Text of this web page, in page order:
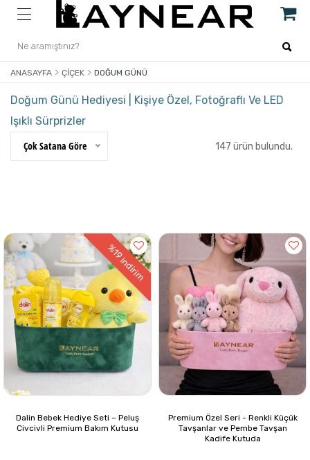
ANASAYFA ÇIÇEK DOĞUM GÜNÜ
Doğum Günü Hediyesi | Kişiye Özel, Fotoğraflı Ve LED
Işıklı Sürprizler
Çok Satana Göre
147 ürün bulundu.
%19
indirim
Dalin Bebek Hediye Seti – Peluş
Civcivli Premium Bakım Kutusu
Premium Özel Seri - Renkli Küçük
Tavşanlar ve Pembe Tavşan
Kadife Kutuda